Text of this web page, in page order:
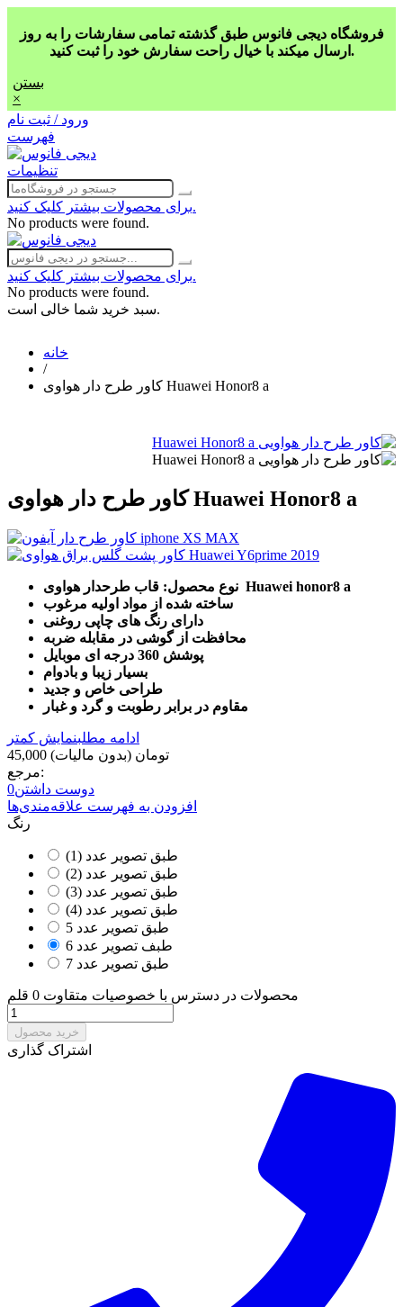
فروشگاه دیجی فانوس طبق گذشته تمامی سفارشات را به روز
ارسال میکند با خیال راحت سفارش خود را ثبت کنید.
بستن
×
ورود / ثبت نام
فهرست
تنظیمات
برای محصولات بیشتر کلیک کنید.
No products were found.
برای محصولات بیشتر کلیک کنید.
No products were found.
سبد خرید شما خالی است.
خانه
/
کاور طرح دار هواوی Huawei Honor8 a
کاور طرح دار هواوی Huawei Honor8 a
نوع محصول: قاب طرحدار هواوی Huawei honor8 a
ساخته شده از مواد اولیه مرغوب
دارای رنگ های چاپی روغنی
محافظت از گوشی در مقابله ضربه
پوشش 360 درجه ای موبایل
بسیار زیبا و بادوام
طراحی خاص و جدید
مقاوم در برابر رطوبت و گرد و غبار
ادامه مطلبنمایش کمتر
45,000 تومان (بدون مالیات)
مرجع:
دوست داشتن0
افزودن به فهرست علاقه‌مندی‌ها
رنگ
طبق تصویر عدد (1)
طبق تصویر عدد (2)
طبق تصویر عدد (3)
طبق تصویر عدد (4)
طبق تصویر عدد 5
طبف تصویر عدد 6
طبق تصویر عدد 7
محصولات در دسترس با خصوصیات متقاوت 0 قلم
خرید محصول
اشتراک گذاری